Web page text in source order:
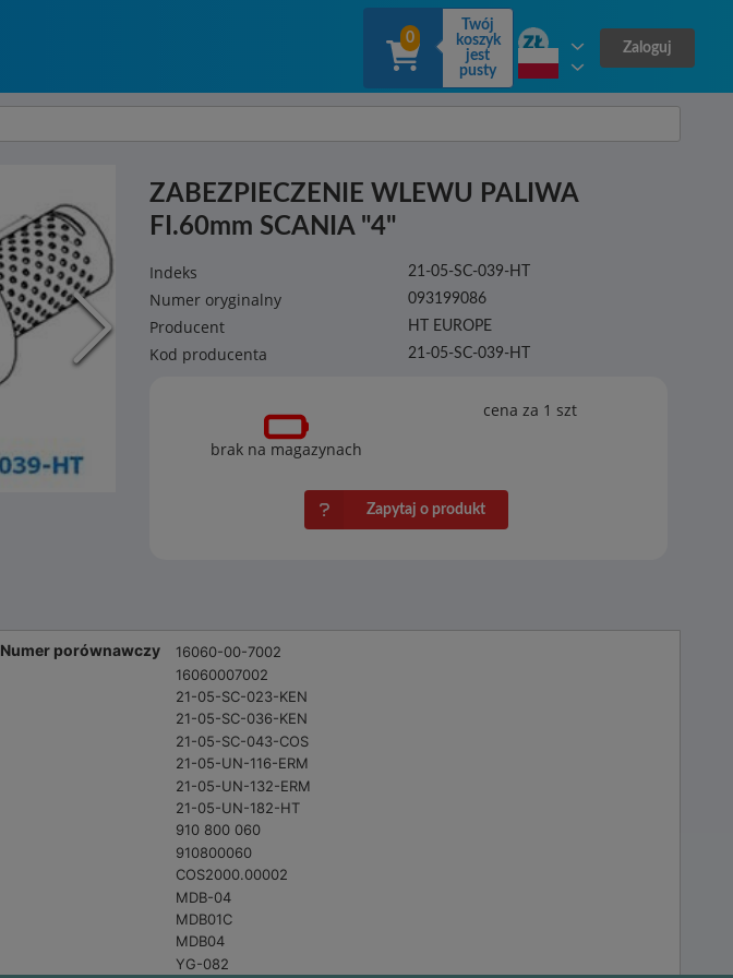
0
Twój
koszyk
jest
pusty
Zaloguj
ZABEZPIECZENIE WLEWU PALIWA
FI.60mm SCANIA "4"
Indeks 21-05-SC-039-HT
Numer oryginalny 093199086
Producent HT EUROPE
Kod producenta 21-05-SC-039-HT
cena za 1 szt
brak na magazynach
Zapytaj o produkt
Numer porównawczy
16060-00-7002
16060007002
21-05-SC-023-KEN
21-05-SC-036-KEN
21-05-SC-043-COS
21-05-UN-116-ERM
21-05-UN-132-ERM
21-05-UN-182-HT
910 800 060
910800060
COS2000.00002
MDB-04
MDB01C
MDB04
YG-082